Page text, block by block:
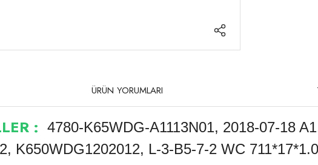
ÜRÜN YORUMLARI
: 4780-K65WDG-A1113N01, 2018-07-18
K650WDG1202012, L-3-B5-7-2 WC